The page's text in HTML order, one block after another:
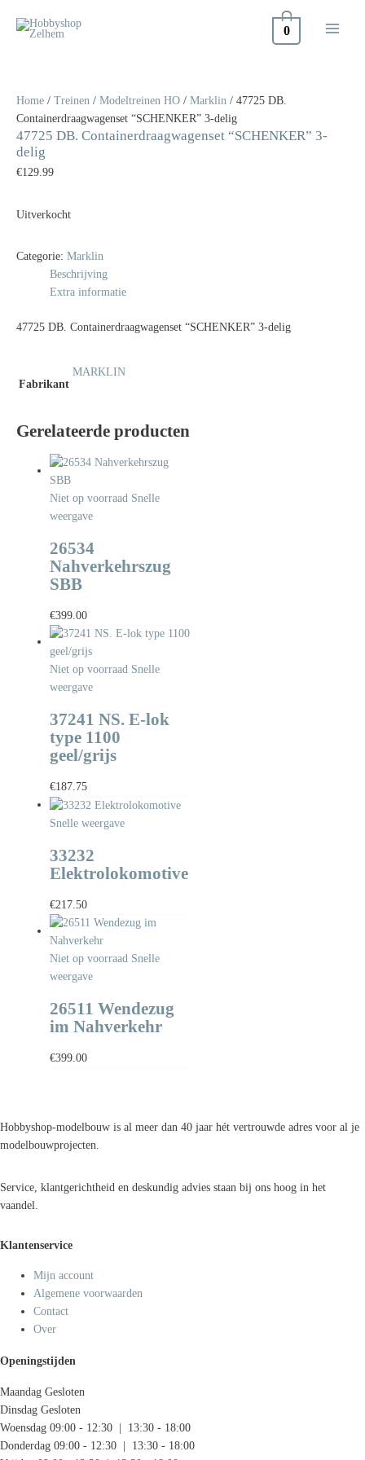
naar
0
Home / Treinen / Modeltreinen HO / Marklin / 47725 DB.
Containerdraagwagenset “SCHENKER” 3-delig
47725 DB. Containerdraagwagenset “SCHENKER” 3-
delig
€129.99
Uitverkocht
Categorie: Marklin
Beschrijving
Extra informatie
47725 DB. Containerdraagwagenset “SCHENKER” 3-delig
Fabrikant
MARKLIN
Gerelateerde producten
Niet op voorraad Snelle
weergave
26534
Nahverkehrszug
SBB
€399.00
Niet op voorraad Snelle
weergave
37241 NS. E-lok
type 1100
geel/grijs
€187.75
Snelle weergave
33232
Elektrolokomotive
€217.50
Niet op voorraad Snelle
weergave
26511 Wendezug
im Nahverkehr
€399.00
Hobbyshop-modelbouw is al meer dan 40 jaar hét vertrouwde adres voor al je
modelbouwprojecten.
Service, klantgerichtheid en deskundig advies staan bij ons hoog in het
vaandel.
Klantenservice
Mijn account
Algemene voorwaarden
Contact
Over
Openingstijden
Maandag Gesloten
Dinsdag Gesloten
Woensdag 09:00 - 12:30 | 13:30 - 18:00
Donderdag 09:00 - 12:30 | 13:30 - 18:00